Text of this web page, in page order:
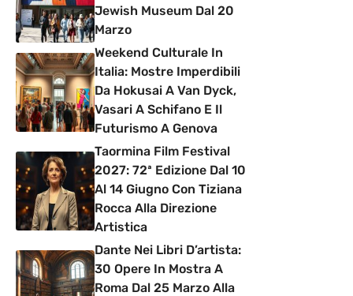
Jewish Museum Dal 20
Marzo
Weekend Culturale In
Italia: Mostre Imperdibili
Da Hokusai A Van Dyck,
Vasari A Schifano E Il
Futurismo A Genova
Taormina Film Festival
2027: 72ª Edizione Dal 10
Al 14 Giugno Con Tiziana
Rocca Alla Direzione
Artistica
Dante Nei Libri D’artista:
30 Opere In Mostra A
Roma Dal 25 Marzo Alla